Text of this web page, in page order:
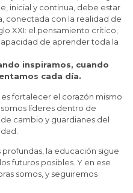
inicial y continua, debe estar
conectada con la realidad de
XXI: el pensamiento crítico,
de aprender toda la
inspiramos, cuando
cada día.
fortalecer el corazón mismo
líderes dentro de
cambio y guardianes del
la educación sigue
futuros posibles. Y en ese
somos, y seguiremos